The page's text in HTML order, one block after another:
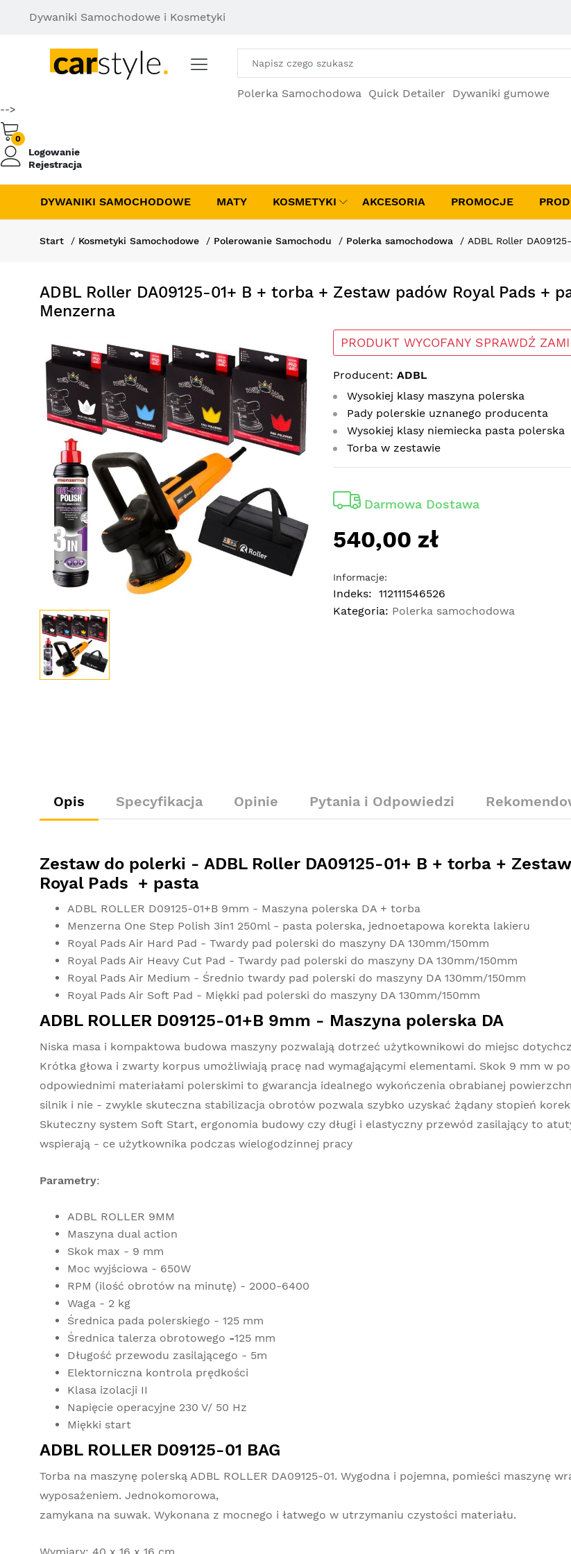
Dywaniki Samochodowe i Kosmetyki
Polerka Samochodowa Quick Detailer Dywaniki gumowe
-->
0
Logowanie
Rejestracja
DYWANIKI SAMOCHODOWE MATY KOSMETYKI AKCESORIA PROMOCJE
Start Kosmetyki Samochodowe Polerowanie Samochodu Polerka samochodowa ADBL Roller
ADBL Roller DA09125-01+ B + torba + Zestaw padów Royal Pads +
Menzerna
PRODUKT WYCOFANY SPRAWDŹ
Producent: ADBL
Wysokiej klasy maszyna polerska
Pady polerskie uznanego producenta
Wysokiej klasy niemiecka pasta polerska
Torba w zestawie
Darmowa Dostawa
540,00 zł
Informacje:
Indeks: 112111546526
Kategoria: Polerka samochodowa
Opis Specyfikacja Opinie Pytania i Odpowiedzi
Zestaw do polerki - ADBL Roller DA09125-01+ B + torba +
Royal Pads + pasta
ADBL ROLLER D09125-01+B 9mm - Maszyna polerska DA + torba
Menzerna One Step Polish 3in1 250ml - pasta polerska, jednoetapowa korekta lakieru
Royal Pads Air Hard Pad - Twardy pad polerski do maszyny DA 130mm/150mm
Royal Pads Air Heavy Cut Pad - Twardy pad polerski do maszyny DA 130mm/150mm
Royal Pads Air Medium - Średnio twardy pad polerski do maszyny DA 130mm/150mm
Royal Pads Air Soft Pad - Miękki pad polerski do maszyny DA 130mm/150mm
ADBL ROLLER D09125-01+B 9mm - Maszyna polerska DA
Niska masa i kompaktowa budowa maszyny pozwalają dotrzeć użytkownikowi do miejsc
Krótka głowa i zwarty korpus umożliwiają pracę nad wymagającymi elementami. Skok 9 mm w
odpowiednimi materiałami polerskimi to gwarancja idealnego wykończenia obrabianej
silnik i nie - zwykle skuteczna stabilizacja obrotów pozwala szybko uzyskać żądany stopień
Skuteczny system Soft Start, ergonomia budowy czy długi i elastyczny przewód zasilający to
wspierają - ce użytkownika podczas wielogodzinnej pracy
Parametry:
ADBL ROLLER 9MM
Maszyna dual action
Skok max - 9 mm
Moc wyjściowa - 650W
RPM (ilość obrotów na minutę) - 2000-6400
Waga - 2 kg
Średnica pada polerskiego - 125 mm
Średnica talerza obrotowego -125 mm
Długość przewodu zasilającego - 5m
Elektorniczna kontrola prędkości
Klasa izolacji II
Napięcie operacyjne 230 V/ 50 Hz
Miękki start
ADBL ROLLER D09125-01 BAG
Torba na maszynę polerską ADBL ROLLER DA09125-01. Wygodna i pojemna, pomieści maszynę
wyposażeniem. Jednokomorowa,
zamykana na suwak. Wykonana z mocnego i łatwego w utrzymaniu czystości materiału.